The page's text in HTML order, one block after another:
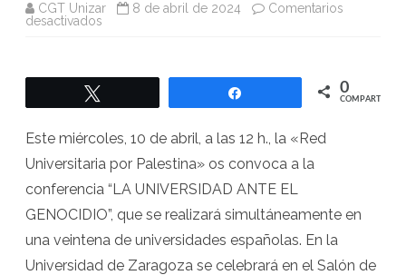
CGT Unizar 8 de abril de 2024
Comentarios
desactivados
genocidio
Miércoles
de
abril
–
12:00
–
Bca.
María
Moliner
0
COMPARTIR
Este miércoles, 10 de abril, a las 12 h., la «Red
Universitaria por Palestina» os convoca a la
conferencia “LA UNIVERSIDAD ANTE EL
GENOCIDIO”, que se realizará simultáneamente en
una veintena de universidades españolas. En la
Universidad de Zaragoza se celebrará en el Salón de